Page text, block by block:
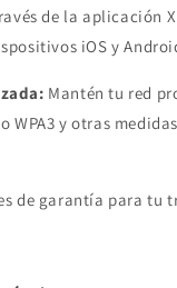
de la aplicación
iOS y
Mantén tu red
WPA3 y otras
de garantía para tu